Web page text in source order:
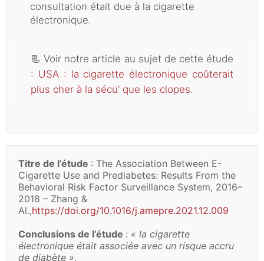
consultation était due à la cigarette
électronique.
📃 Voir notre article au sujet de cette étude
: USA : la cigarette électronique coûterait
plus cher à la sécu’ que les clopes.
Titre de l’étude : The Association Between E-
Cigarette Use and Prediabetes: Results From the
Behavioral Risk Factor Surveillance System, 2016–
2018 – Zhang &
Al.,https://doi.org/10.1016/j.amepre.2021.12.009
Conclusions de l’étude : « la cigarette
électronique était associée avec un risque accru
de diabète ».